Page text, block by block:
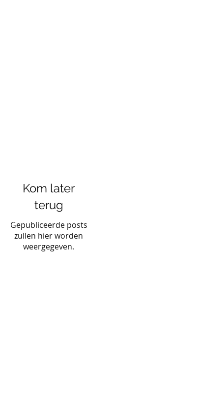
Kom later
terug
Gepubliceerde posts
zullen hier worden
weergegeven.